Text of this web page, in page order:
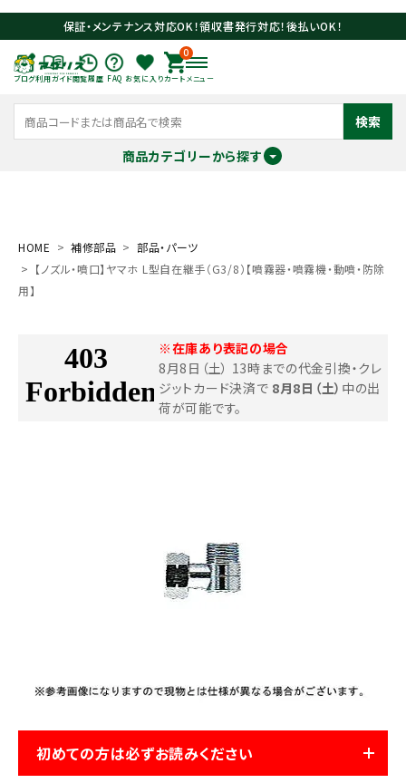
保証・メンテナンス対応OK！領収書発行対応！後払いOK！
ブログ利用ガイド閲覧履歴 FAQ お気に入り
0
カート メニュー
検索
商品カテゴリーから探す
search
HOME 補修部品
部品・パーツ
【ノズル・噴口】ヤマホ L型自在継手（G3/8）【噴霧器・噴霧機・動噴・防除
用】
※在庫あり表記の場合
8月8日（土） 13時までの代金引換・クレ
ジットカード決済で 8月8日（土） 中の出
荷が可能です。
初めての方は必ずお読みください